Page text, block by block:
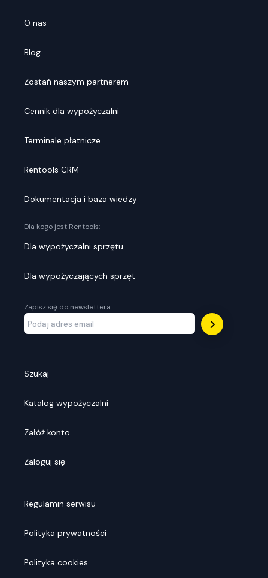
O nas
Blog
Zostań naszym partnerem
Cennik dla wypożyczalni
Terminale płatnicze
Rentools CRM
Dokumentacja i baza wiedzy
Dla kogo jest Rentools:
Dla wypożyczalni sprzętu
Dla wypożyczających sprzęt
Zapisz się do newslettera
Szukaj
Katalog wypożyczalni
Załóż konto
Zaloguj się
Regulamin serwisu
Polityka prywatności
Polityka cookies